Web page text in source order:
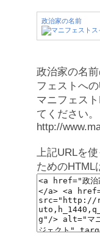
政治家の名前
政治家の名
フェストへの
マニフェス
てください。
http://
上記URLを
ためのHTML